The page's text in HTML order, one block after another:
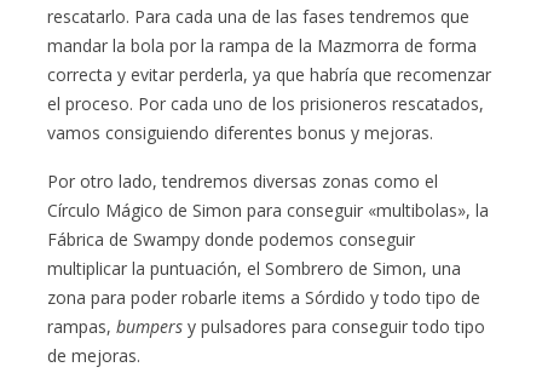
rescatarlo. Para cada una de las fases tendremos que
mandar la bola por la rampa de la Mazmorra de forma
correcta y evitar perderla, ya que habría que recomenzar
el proceso. Por cada uno de los prisioneros rescatados,
vamos consiguiendo diferentes bonus y mejoras.
Por otro lado, tendremos diversas zonas como el
Círculo Mágico de Simon para conseguir «multibolas», la
Fábrica de Swampy donde podemos conseguir
multiplicar la puntuación, el Sombrero de Simon, una
zona para poder robarle items a Sórdido y todo tipo de
rampas,bumpers y pulsadores para conseguir todo tipo
de mejoras.